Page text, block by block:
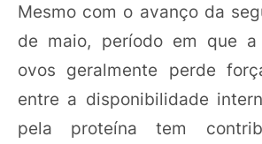
Mesmo com o avanço da
de maio, período em que
ovos geralmente perde
entre a disponibilidade
pela proteína tem